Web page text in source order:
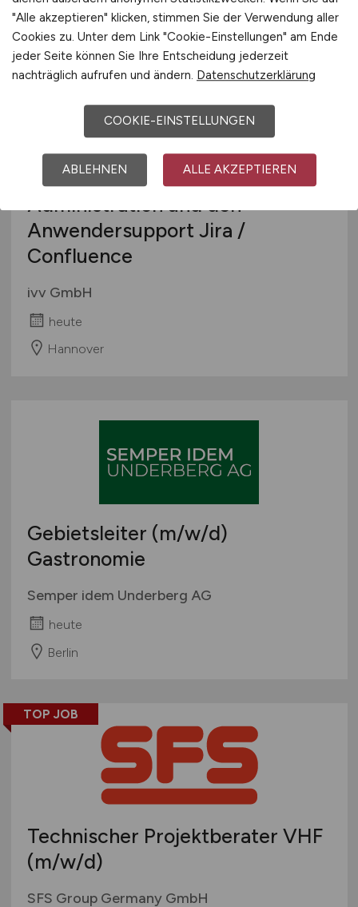
TOP JOB
IT-Spezialist (m/w/d)für die
Administration und den
Anwendersupport Jira /
Confluence
ivv GmbH
heute
Hannover
Gebietsleiter (m/w/d)
Gastronomie
Semper idem Underberg AG
heute
Berlin
TOP JOB
Technischer Projektberater VHF
(m/w/d)
SFS Group Germany GmbH
"Alle akzeptieren" klicken, stimmen Sie der Verwendung aller
Cookies zu. Unter dem Link "Cookie-Einstellungen" am Ende
jeder Seite können Sie Ihre Entscheidung jederzeit
nachträglich aufrufen und ändern. Datenschutzerklärung
COOKIE-EINSTELLUNGEN
ABLEHNEN ALLE AKZEPTIEREN